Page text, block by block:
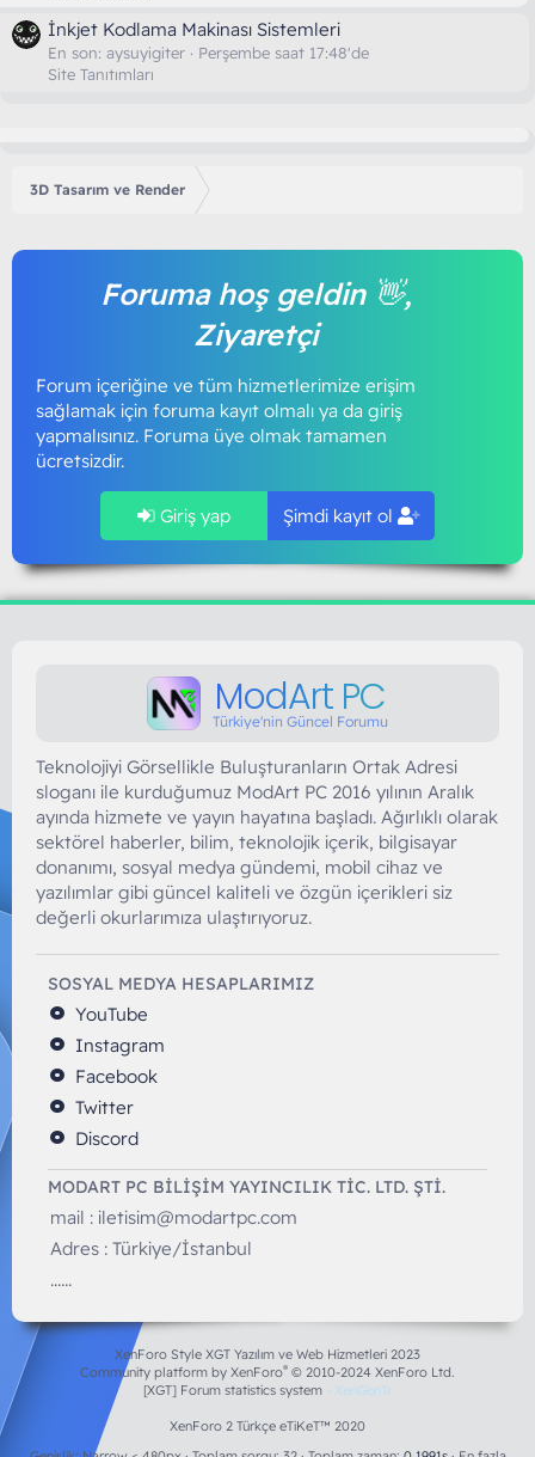
İnkjet Kodlama Makinası Sistemleri
En son: aysuyigiter
Perşembe saat 17:48'de
Site Tanıtımları
3D Tasarım ve Render
Foruma hoş geldin 👋,
Ziyaretçi
Forum içeriğine ve tüm hizmetlerimize erişim
sağlamak için foruma kayıt olmalı ya da giriş
yapmalısınız. Foruma üye olmak tamamen
ücretsizdir.
Giriş yap Şimdi kayıt ol
ModArt PC
Türkiye'nin Güncel Forumu
Teknolojiyi Görsellikle Buluşturanların Ortak Adresi
sloganı ile kurduğumuz ModArt PC 2016 yılının Aralık
ayında hizmete ve yayın hayatına başladı. Ağırlıklı olarak
sektörel haberler, bilim, teknolojik içerik, bilgisayar
donanımı, sosyal medya gündemi, mobil cihaz ve
yazılımlar gibi güncel kaliteli ve özgün içerikleri siz
değerli okurlarımıza ulaştırıyoruz.
SOSYAL MEDYA HESAPLARIMIZ
YouTube
Instagram
Facebook
Twitter
Discord
MODART PC BILIŞIM YAYINCILIK TİC. LTD. ŞTİ.
mail : iletisim@modartpc.com
Adres : Türkiye/İstanbul
......
XenForo Style XGT Yazılım ve Web Hizmetleri 2023
Community platform by XenForo® © 2010-2024 XenForo Ltd.
[XGT] Forum statistics system
- XenGenTr
XenForo 2 Türkçe eTiKeT™ 2020